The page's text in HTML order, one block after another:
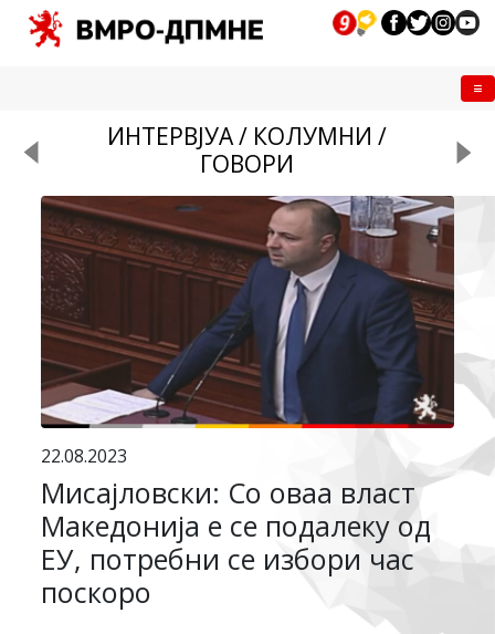
ИНТЕРВЈУА / КОЛУМНИ /
ГОВОРИ
22.08.2023
Мисајловски: Со оваа власт
Македонија е се подалеку од
ЕУ, потребни се избори час
поскоро